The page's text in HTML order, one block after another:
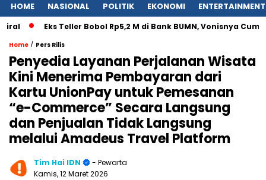
HOME NASIONAL POLITIK EKONOMI ENTERTAINMENT
Eks Teller Bobol Rp5,2 M di Bank BUMN, Vonisnya Cuma 4,5
Home / Pers Rilis
Penyedia Layanan Perjalanan Wisata
Kini Menerima Pembayaran dari
Kartu UnionPay untuk Pemesanan
“e-Commerce” Secara Langsung
dan Penjualan Tidak Langsung
melalui Amadeus Travel Platform
Tim Hai IDN
- Pewarta
Kamis, 12 Maret 2026